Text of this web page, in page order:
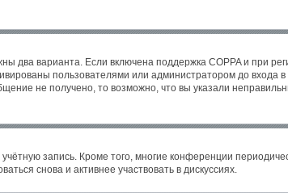
два варианта. Если включена поддержка COPPA и при
пользователями или администратором до
не получено, то возможно, что вы указали
запись. Кроме того, многие конференции
снова и активнее участвовать в дискуссиях.